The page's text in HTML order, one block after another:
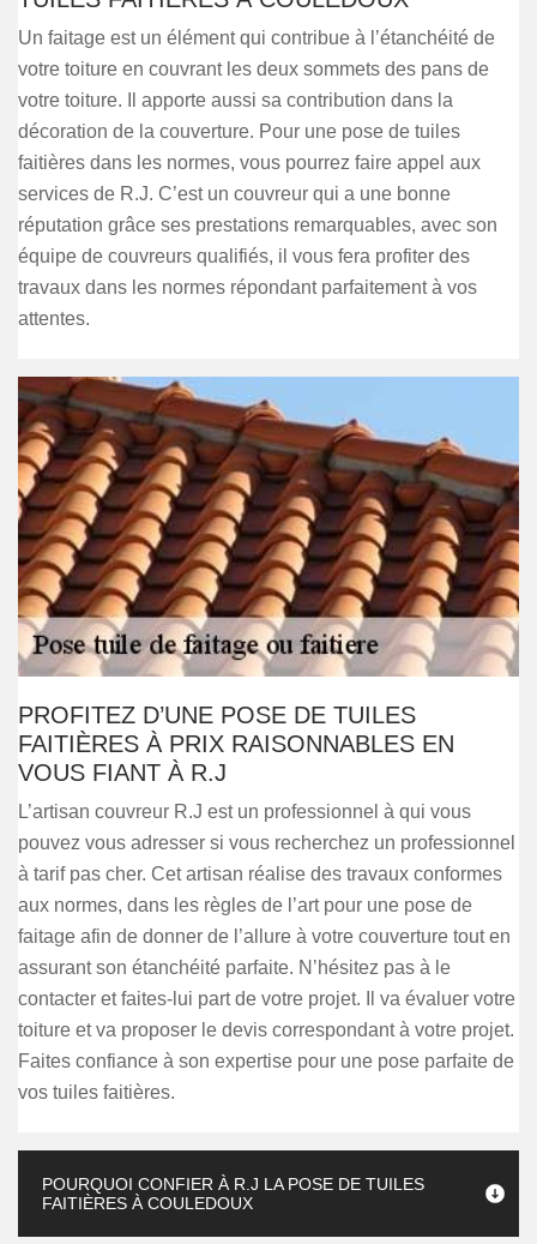
Un faitage est un élément qui contribue à l’étanchéité de
votre toiture en couvrant les deux sommets des pans de
votre toiture. Il apporte aussi sa contribution dans la
décoration de la couverture. Pour une pose de tuiles
faitières dans les normes, vous pourrez faire appel aux
services de R.J. C’est un couvreur qui a une bonne
réputation grâce ses prestations remarquables, avec son
équipe de couvreurs qualifiés, il vous fera profiter des
travaux dans les normes répondant parfaitement à vos
attentes.
PROFITEZ D’UNE POSE DE TUILES
FAITIÈRES À PRIX RAISONNABLES EN
VOUS FIANT À R.J
L’artisan couvreur R.J est un professionnel à qui vous
pouvez vous adresser si vous recherchez un professionnel
à tarif pas cher. Cet artisan réalise des travaux conformes
aux normes, dans les règles de l’art pour une pose de
faitage afin de donner de l’allure à votre couverture tout en
assurant son étanchéité parfaite. N’hésitez pas à le
contacter et faites-lui part de votre projet. Il va évaluer votre
toiture et va proposer le devis correspondant à votre projet.
Faites confiance à son expertise pour une pose parfaite de
vos tuiles faitières.
POURQUOI CONFIER À R.J LA POSE DE TUILES
FAITIÈRES À COULEDOUX